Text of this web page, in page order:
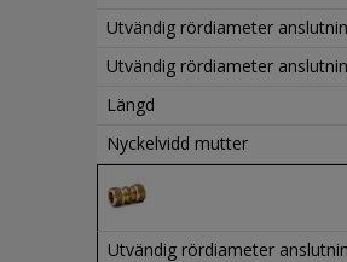
Utvändig rördiameter
Utvändig rördiameter
Längd
Nyckelvidd mutter
Utvändig rördiameter